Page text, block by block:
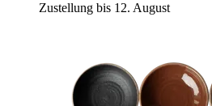
Zustellung bis 12. August